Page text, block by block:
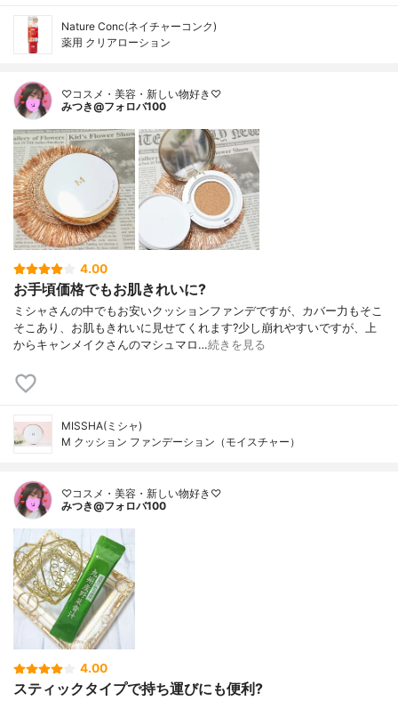
Nature Conc(ネイチャーコンク)
薬用 クリアローション
♡コスメ・美容・新しい物好き♡
みつき@フォロバ100
4.00
お手頃価格でもお肌きれいに?
ミシャさんの中でもお安いクッションファンデですが、カバー力もそこ
そこあり、お肌もきれいに見せてくれます?少し崩れやすいですが、上
からキャンメイクさんのマシュマロ…続きを見る
MISSHA(ミシャ)
M クッション ファンデーション（モイスチャー）
♡コスメ・美容・新しい物好き♡
みつき@フォロバ100
4.00
スティックタイプで持ち運びにも便利?